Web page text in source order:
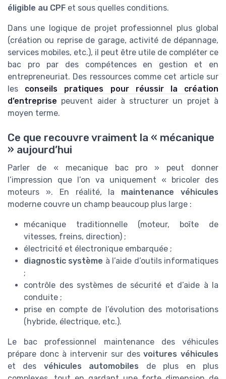
éligible au CPF et sous quelles conditions.
Dans une logique de projet professionnel plus global
(création ou reprise de garage, activité de dépannage,
services mobiles, etc.), il peut être utile de compléter ce
bac pro par des compétences en gestion et en
entrepreneuriat. Des ressources comme cet article sur
les conseils pratiques pour réussir la création
d’entreprise peuvent aider à structurer un projet à
moyen terme.
Ce que recouvre vraiment la « mécanique
» aujourd’hui
Parler de « mecanique bac pro » peut donner
l’impression que l’on va uniquement « bricoler des
moteurs ». En réalité, la maintenance véhicules
moderne couvre un champ beaucoup plus large :
mécanique traditionnelle (moteur, boîte de
vitesses, freins, direction) ;
électricité et électronique embarquée ;
diagnostic système à l’aide d’outils informatiques
;
contrôle des systèmes de sécurité et d’aide à la
conduite ;
prise en compte de l’évolution des motorisations
(hybride, électrique, etc.).
Le bac professionnel maintenance des véhicules
prépare donc à intervenir sur desvoitures véhicules
et des véhicules automobiles de plus en plus